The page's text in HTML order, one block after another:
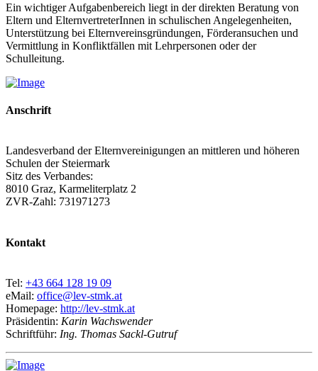
Ein wichtiger Aufgabenbereich liegt in der direkten Beratung von
Eltern und ElternvertreterInnen in schulischen Angelegenheiten,
Unterstützung bei Elternvereinsgründungen, Förderansuchen und
Vermittlung in Konfliktfällen mit Lehrpersonen oder der
Schulleitung.
Anschrift
Landesverband der Elternvereinigungen an mittleren und höheren
Schulen der Steiermark
Sitz des Verbandes:
8010 Graz, Karmeliterplatz 2
ZVR-Zahl: 731971273
Kontakt
Tel: +43 664 128 19 09
eMail: office@lev-stmk.at
Homepage: http://lev-stmk.at
Präsidentin: Karin Wachswender
Schriftführ: Ing. Thomas Sackl-Gutruf